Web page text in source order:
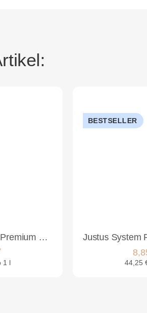
The Shave Factory Premium Pomade 11 Wild Mane 150ml
l
BESTSELLER
44,25